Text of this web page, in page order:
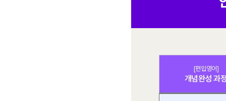
[편입영어]
개념완성 과